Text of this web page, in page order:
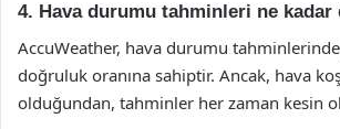
4. Hava durumu tahminleri ne kadar
AccuWeather, hava durumu
doğruluk oranına sahiptir. Ancak, hava
olduğundan, tahminler her zaman kesin